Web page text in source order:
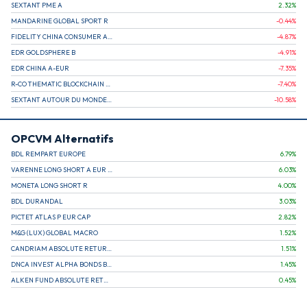
SEXTANT PME A
2.32%
MANDARINE GLOBAL SPORT R
-0.44%
-4.87%
EDR GOLDSPHERE B
-4.91%
EDR CHINA A-EUR
-7.35%
-7.40%
-10.58%
OPCVM Alternatifs
BDL REMPART EUROPE 6.79%
6.03%
MONETA LONG SHORT R
4.00%
BDL DURANDAL
3.03%
PICTET ATLAS P EUR CAP
2.82%
M&G (LUX) GLOBAL MACRO
1.52%
1.51%
1.45%
0.45%